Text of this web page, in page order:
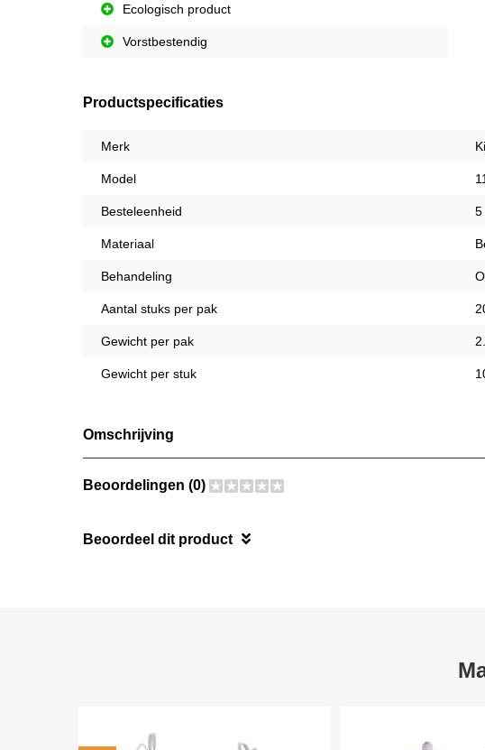
Ecologisch product
Vorstbestendig
Productspecificaties
Merk
Model
Besteleenheid 5
Materiaal
Behandeling
Aantal stuks per pak
Gewicht per pak
Gewicht per stuk
Omschrijving
Beoordelingen (0)
Beoordeel dit product